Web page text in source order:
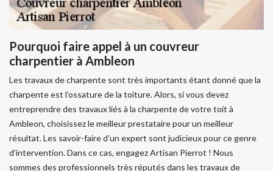
Pourquoi faire appel à un couvreur
charpentier à Ambleon
Les travaux de charpente sont très importants étant donné que la
charpente est l’ossature de la toiture. Alors, si vous devez
entreprendre des travaux liés à la charpente de votre toit à
Ambleon, choisissez le meilleur prestataire pour un meilleur
résultat. Les savoir-faire d’un expert sont judicieux pour ce genre
d’intervention. Dans ce cas, engagez Artisan Pierrot ! Nous
sommes des professionnels très réputés dans les travaux de